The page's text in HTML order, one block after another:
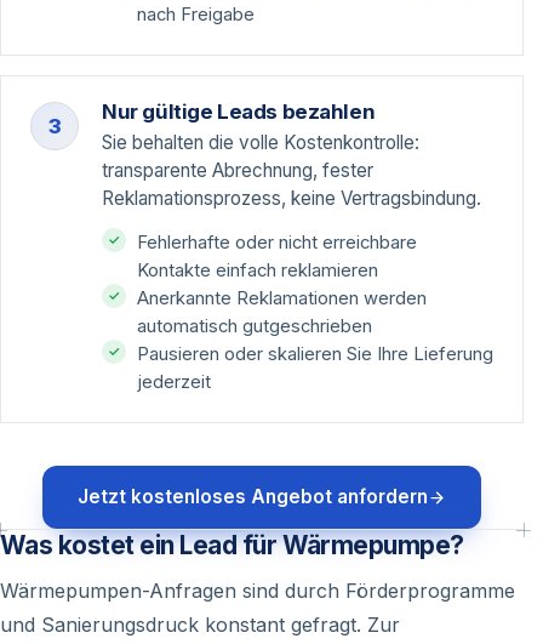
nach Freigabe
3
Nur gültige Leads bezahlen
Sie behalten die volle Kostenkontrolle:
transparente Abrechnung, fester
Reklamationsprozess, keine Vertragsbindung.
Fehlerhafte oder nicht erreichbare
Kontakte einfach reklamieren
Anerkannte Reklamationen werden
automatisch gutgeschrieben
Pausieren oder skalieren Sie Ihre Lieferung
jederzeit
Jetzt kostenloses Angebot anfordern
Was kostet ein Lead für Wärmepumpe?
Wärmepumpen-Anfragen sind durch Förderprogramme
und Sanierungsdruck konstant gefragt. Zur